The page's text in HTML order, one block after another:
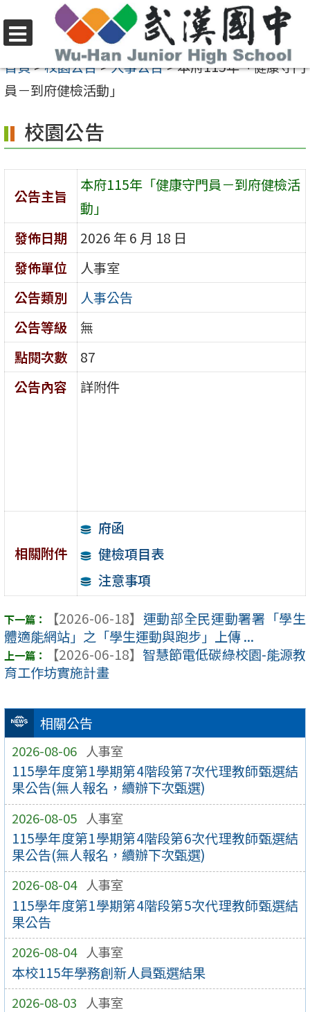
至
要
容
區
選
單
首頁>校園公告>人事公告>本府115年「健康守門
員－到府健檢活動」
相關公告
2026-08-06 人事室
115學年度第1學期第4階段第7次代理教師甄選結
果公告(無人報名，續辦下次甄選)
2026-08-05 人事室
115學年度第1學期第4階段第6次代理教師甄選結
果公告(無人報名，續辦下次甄選)
2026-08-04 人事室
115學年度第1學期第4階段第5次代理教師甄選結
果公告
2026-08-04 人事室
本校115年學務創新人員甄選結果
2026-08-03 人事室
校園公告
公告主旨
本府115年「健康守門員－到府健檢活
動」
發佈日期
2026 年 6 月 18 日
發佈單位
人事室
公告類別
人事公告
公告等級
無
點閱次數
87
公告內容
詳附件
相關附件
府函
健檢項目表
注意事項
【2026-06-18】 運動部全民運動署署「學生
體適能網站」之「學生運動與跑步」上傳 ...
【2026-06-18】 智慧節電低碳綠校園-能源教
育工作坊實施計畫